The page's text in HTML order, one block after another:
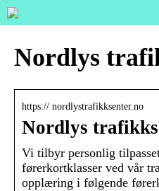
Nordlys
https:// nordlystrafikksenter.no
Nordlys
Vi tilbyr personlig
førerkortklasser ved vår
opplæring i følgende